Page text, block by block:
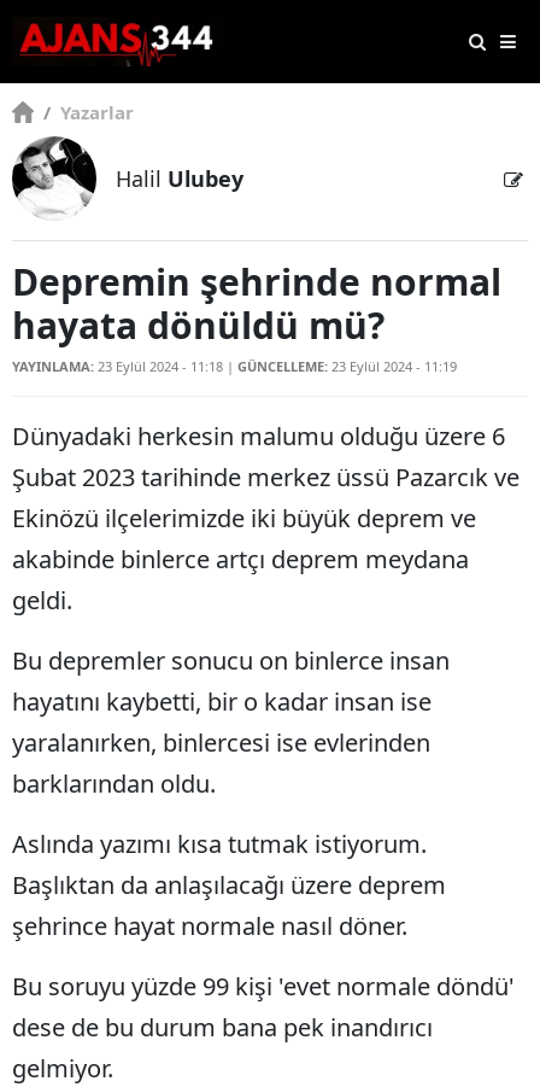
/ Yazarlar
Halil Ulubey
Depremin şehrinde normal
hayata dönüldü mü?
YAYINLAMA: 23 Eylül 2024 - 11:18 | GÜNCELLEME: 23 Eylül 2024 - 11:19
Dünyadaki herkesin malumu olduğu üzere 6
Şubat 2023 tarihinde merkez üssü Pazarcık ve
Ekinözü ilçelerimizde iki büyük deprem ve
akabinde binlerce artçı deprem meydana
geldi.
Bu depremler sonucu on binlerce insan
hayatını kaybetti, bir o kadar insan ise
yaralanırken, binlercesi ise evlerinden
barklarından oldu.
Aslında yazımı kısa tutmak istiyorum.
Başlıktan da anlaşılacağı üzere deprem
şehrince hayat normale nasıl döner.
Bu soruyu yüzde 99 kişi 'evet normale döndü'
dese de bu durum bana pek inandırıcı
gelmiyor.